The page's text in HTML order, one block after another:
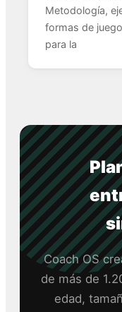
Metodología,
formas de
para la
Coach OS
de más de
edad,